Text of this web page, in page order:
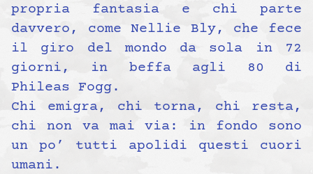
propria fantasia e chi parte
davvero, come Nellie Bly, che fece
il giro del mondo da sola in 72
giorni, in beffa agli 80 di
Phileas Fogg.
Chi emigra, chi torna, chi resta,
chi non va mai via: in fondo sono
un po’ tutti apolidi questi cuori
umani.